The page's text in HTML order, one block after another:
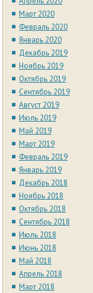
Март 2020
Февраль 2020
Январь 2020
Декабрь 2019
Ноябрь 2019
Октябрь 2019
Сентябрь 2019
Август 2019
Июль 2019
Май 2019
Март 2019
Февраль 2019
Январь 2019
Декабрь 2018
Ноябрь 2018
Октябрь 2018
Сентябрь 2018
Июль 2018
Июнь 2018
Май 2018
Апрель 2018
Март 2018